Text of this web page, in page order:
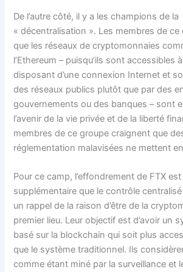
De l’autre côté, il y a les champions de la
« décentralisation ». Les membres de
que les réseaux de cryptomonnaies
l’Ethereum – puisqu’ils sont accessibles
disposant d’une connexion Internet et
des réseaux publics plutôt que par des
gouvernements ou des banques – sont
l’avenir de la vie privée et de la liberté
membres de ce groupe craignent que
réglementation malavisées ne mettent
Pour ce camp, l’effondrement de FTX
supplémentaire que le contrôle
un rappel de la raison d’être de la
premier lieu. Leur objectif est d’avoir un
basé sur la blockchain qui soit plus
que le système traditionnel. Ils
comme étant miné par la surveillance et